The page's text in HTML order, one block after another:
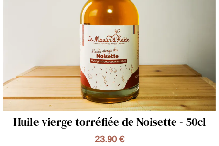
Huile vierge torréfiée de Noisette - 50cl
23.90 €